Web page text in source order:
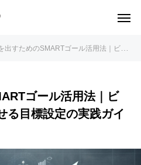
めのSMARTゴール活用法｜ビジネス成長を加速させる目標設定の実践ガイド
ゴール活用法｜ビ
る目標設定の実践ガイ